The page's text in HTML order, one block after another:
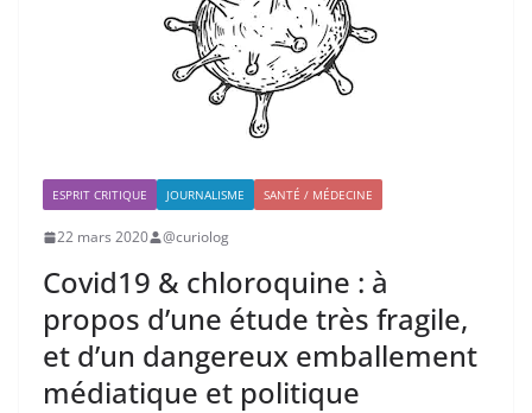
ESPRIT CRITIQUE JOURNALISME SANTÉ / MÉDECINE
22 mars 2020 @curiolog
Covid19 & chloroquine : à
propos d’une étude très fragile,
et d’un dangereux emballement
médiatique et politique